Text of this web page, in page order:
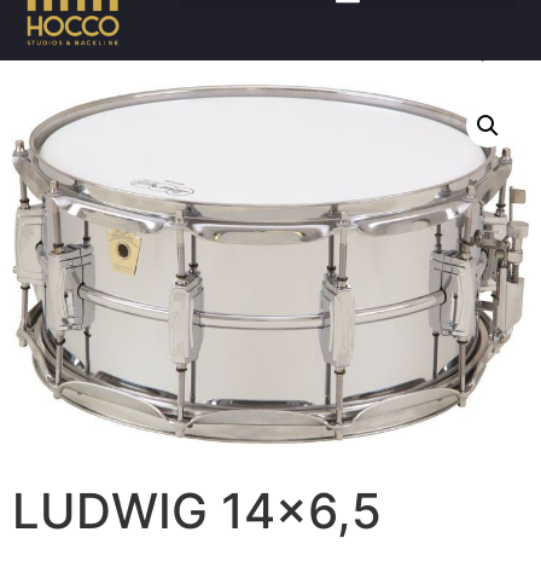
Accueil/Batteries
LUDWIG 14×6,5